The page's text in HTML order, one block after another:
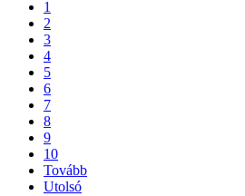
1
2
3
4
5
6
7
8
9
10
Tovább
Utolsó